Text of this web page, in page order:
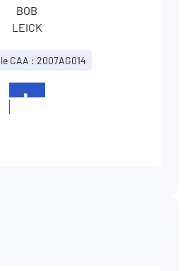
BOB
LEICK
CAA : 2007AG014